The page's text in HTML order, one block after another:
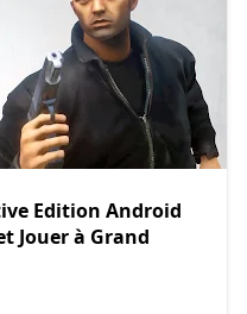
Edition Android
Jouer à Grand